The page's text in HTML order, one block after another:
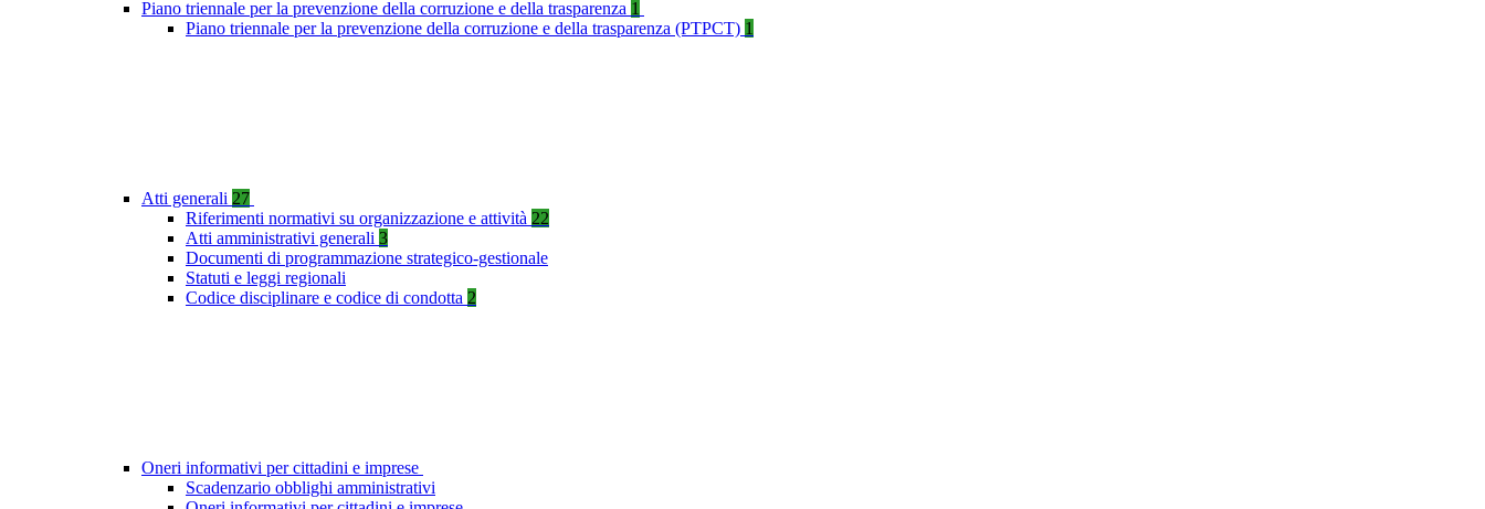
Piano triennale per la prevenzione della corruzione e della trasparenza 1
Piano triennale per la prevenzione della corruzione e della trasparenza (PTPCT) 1
Atti generali 27
Riferimenti normativi su organizzazione e attività 22
Atti amministrativi generali 3
Documenti di programmazione strategico-gestionale
Statuti e leggi regionali
Codice disciplinare e codice di condotta 2
Oneri informativi per cittadini e imprese
Scadenzario obblighi amministrativi